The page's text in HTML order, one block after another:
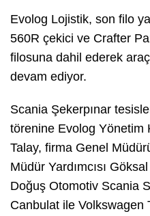
Evolog Lojistik, son filo
560R çekici ve Crafter
filosuna dahil ederek
devam ediyor.
Scania Şekerpınar
törenine Evolog Yönetim
Talay, firma Genel
Müdür Yardımcısı
Doğuş Otomotiv Scania
Canbulat ile Volkswagen